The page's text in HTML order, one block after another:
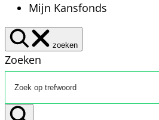
Mijn Kansfonds
zoeken
Zoeken